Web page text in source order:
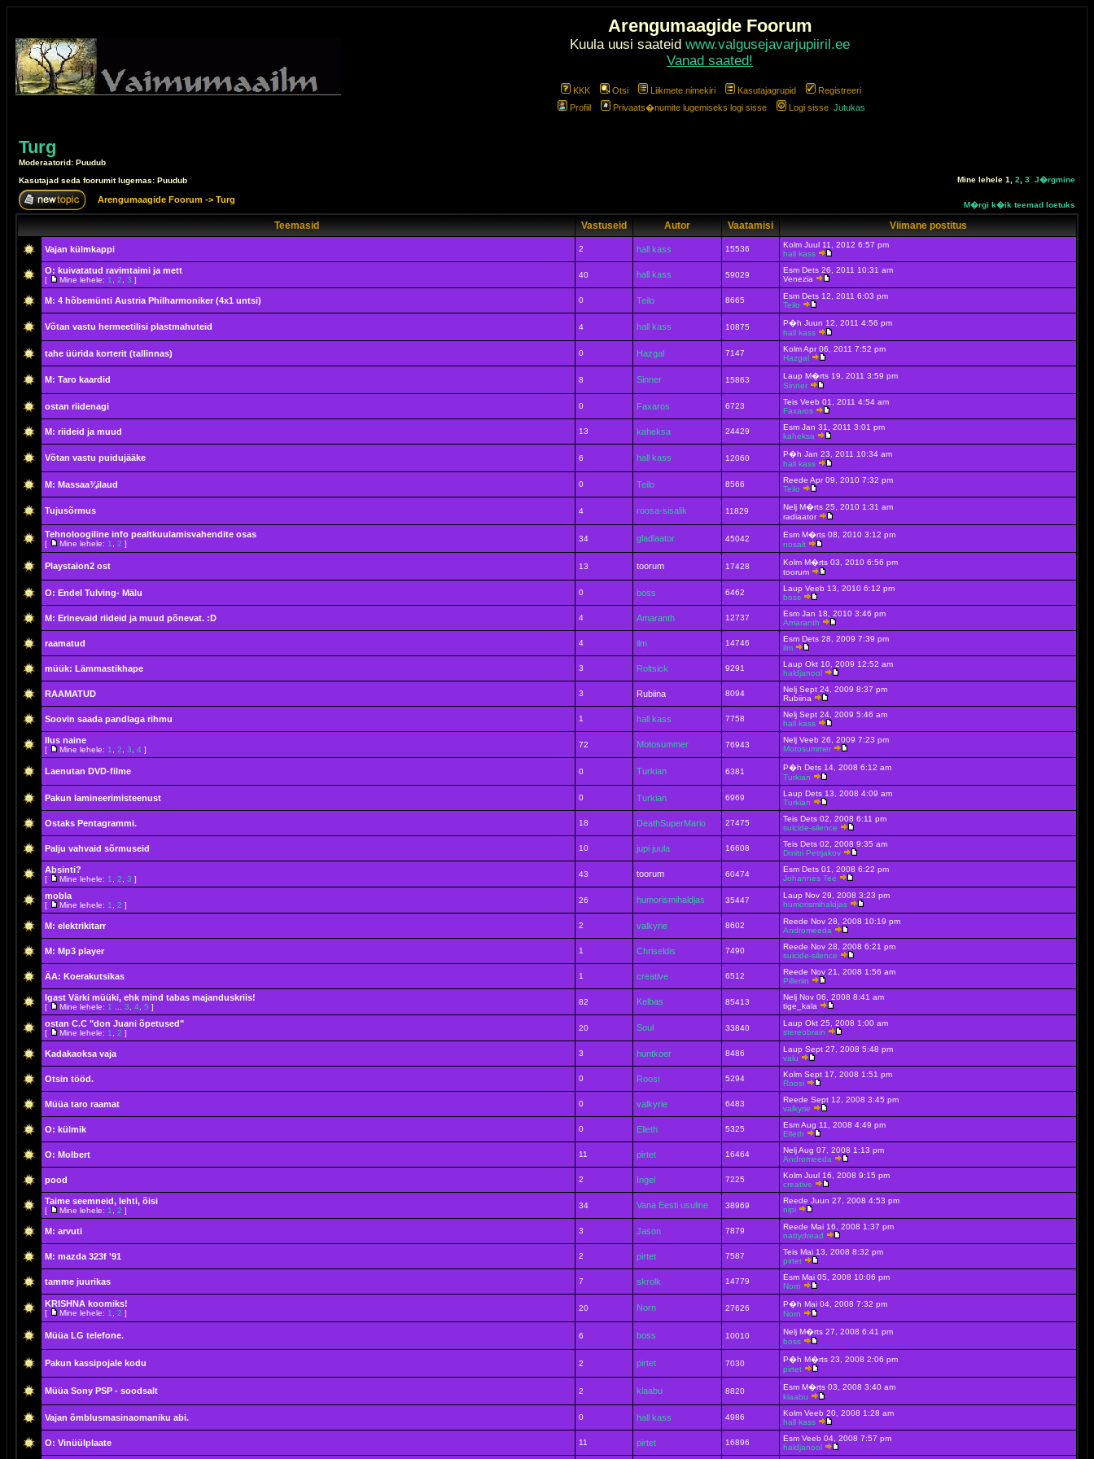
Arengumaagide Foorum
Kuula uusi saateid www.valgusejavarjupiiril.ee
Vanad saated!
KKK Otsi Liikmete nimekiri Kasutajagrupid
Registreeri
Profiil
Privaats�numite lugemiseks logi sisse Logi sisse Jutukas
Turg
Moderaatorid: Puudub
Kasutajad seda foorumit lugemas: Puudub
Mine lehele 1 2 3 J�rgmine
Arengumaagide Foorum -> Turg
M�rgi k�ik teemad loetuks
Teemasid Vastuseid Autor Vaatamisi Viimane postitus
Vajan külmkappi 2 hall kass 15536
Kolm Juul 11, 2012 6:57 pm
hall kass
O: kuivatatud ravimtaimi ja mett
[ Mine lehele: 1 2 3 ]
40 hall kass 59029
Esm Dets 26, 2011 10:31 am
Venezia
M: 4 hõbemünti Austria Philharmoniker (4x1 untsi) 0 Teilo 8665
Esm Dets 12, 2011 6:03 pm
Teilo
Võtan vastu hermeetilisi plastmahuteid 4 hall kass 10875
P�h Juun 12, 2011 4:56 pm
hall kass
tahe üürida korterit (tallinnas) 0 Hazgal 7147
Kolm Apr 06, 2011 7:52 pm
Hazgal
M: Taro kaardid 8 Sinner 15863
Laup M�rts 19, 2011 3:59 pm
Sinner
ostan riidenagi 0 Faxaros 6723
Teis Veeb 01, 2011 4:54 am
Faxaros
M: riideid ja muud 13 kaheksa 24429
Esm Jan 31, 2011 3:01 pm
kaheksa
Võtan vastu puidujääke 6 hall kass 12060
P�h Jan 23, 2011 10:34 am
hall kass
M: Massaa¾ilaud 0 Teilo 8566
Reede Apr 09, 2010 7:32 pm
Teilo
Tujusõrmus 4 roosa-sisalik 11829
Nelj M�rts 25, 2010 1:31 am
radiaator
Tehnoloogiline info pealtkuulamisvahendite osas
[ Mine lehele: 1 2 ]
34 gladiaator 45042
Esm M�rts 08, 2010 3:12 pm
nosalt
Playstaion2 ost 13 toorum 17428
Kolm M�rts 03, 2010 6:56 pm
toorum
O: Endel Tulving- Mälu 0 boss 6462
Laup Veeb 13, 2010 6:12 pm
boss
M: Erinevaid riideid ja muud põnevat. :D 4 Amaranth 12737
Esm Jan 18, 2010 3:46 pm
Amaranth
raamatud 4 ilm 14746
Esm Dets 28, 2009 7:39 pm
ilm
müük: Lämmastikhape 3 Roltsick 9291
Laup Okt 10, 2009 12:52 am
haldjanool
RAAMATUD 3 Rubiina 8094
Nelj Sept 24, 2009 8:37 pm
Rubiina
Soovin saada pandlaga rihmu 1 hall kass 7758
Nelj Sept 24, 2009 5:46 am
hall kass
Ilus naine
[ Mine lehele: 1 2 3 4 ]
72 Motosummer 76943
Nelj Veeb 26, 2009 7:23 pm
Motosummer
Laenutan DVD-filme 0 Turkian 6381
P�h Dets 14, 2008 6:12 am
Turkian
Pakun lamineerimisteenust 0 Turkian 6969
Laup Dets 13, 2008 4:09 am
Turkian
Ostaks Pentagrammi. 18 DeathSuperMario 27475
Teis Dets 02, 2008 6:11 pm
suicide-silence
Palju vahvaid sõrmuseid 10 jupi juula 16608
Teis Dets 02, 2008 9:35 am
Dmitri Petrjakov
Absinti?
[ Mine lehele: 1 2 3 ]
43 toorum 60474
Esm Dets 01, 2008 6:22 pm
Johannes Tee
mobla
[ Mine lehele: 1 2 ]
26 humorismihaldjas 35447
Laup Nov 29, 2008 3:23 pm
humorismihaldjas
M: elektrikitarr 2 valkyrie 8602
Reede Nov 28, 2008 10:19 pm
Andromeeda
M: Mp3 player 1 Chriseldis 7490
Reede Nov 28, 2008 6:21 pm
suicide-silence
ÄA: Koerakutsikas 1 creative 6512
Reede Nov 21, 2008 1:56 am
Pilleriin
Igast Värki müüki, ehk mind tabas majanduskriis!
[ Mine lehele: 1 3 4 5 ]
82 Kelbas 85413
Nelj Nov 06, 2008 8:41 am
tige_kala
ostan C.C "don Juani õpetused"
[ Mine lehele: 1 2 ]
20 Soul 33840
Laup Okt 25, 2008 1:00 am
stereobrain
Kadakaoksa vaja 3 huntkoer 8486
Laup Sept 27, 2008 5:48 pm
valu
Otsin tööd. 0 Roosi 5294
Kolm Sept 17, 2008 1:51 pm
Roosi
Müüa taro raamat 0 valkyrie 6483
Reede Sept 12, 2008 3:45 pm
valkyrie
O: külmik 0 Elleth 5325
Esm Aug 11, 2008 4:49 pm
Elleth
O: Molbert 11 pirtet 16464
Nelj Aug 07, 2008 1:13 pm
Andromeeda
pood 2 Ingel 7225
Kolm Juul 16, 2008 9:15 pm
creative
Taime seemneid, lehti, õisi
[ Mine lehele: 1 2 ]
34 Vana Eesti usuline 38969
Reede Juun 27, 2008 4:53 pm
nipi
M: arvuti 3 Jason 7879
Reede Mai 16, 2008 1:37 pm
nattydread
M: mazda 323f '91 2 pirtet 7587
Teis Mai 13, 2008 8:32 pm
pirtet
tamme juurikas 7 skrolk 14779
Esm Mai 05, 2008 10:06 pm
Norn
KRISHNA koomiks!
[ Mine lehele: 1 2 ]
20 Norn 27626
P�h Mai 04, 2008 7:32 pm
Norn
Müüa LG telefone. 6 boss 10010
Nelj M�rts 27, 2008 6:41 pm
boss
Pakun kassipojale kodu 2 pirtet 7030
P�h M�rts 23, 2008 2:06 pm
pirtet
Müüa Sony PSP - soodsalt 2 klaabu 8820
Esm M�rts 03, 2008 3:40 am
klaabu
Vajan õmblusmasinaomaniku abi. 0 hall kass 4986
Kolm Veeb 20, 2008 1:28 am
hall kass
O: Vinüülplaate 11 pirtet 16896
Esm Veeb 04, 2008 7:57 pm
haldjanool